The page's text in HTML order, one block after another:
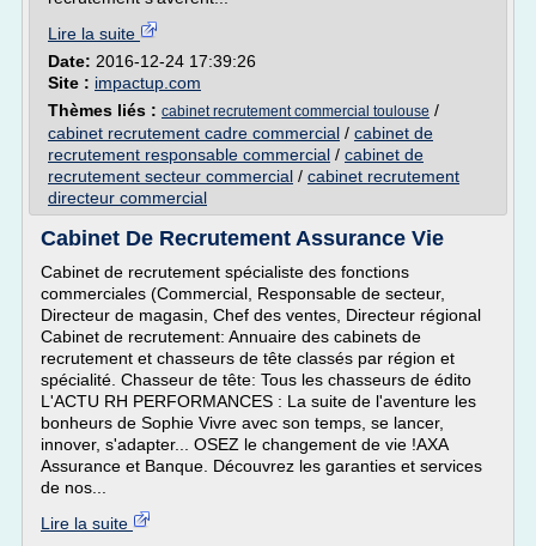
Lire la suite
Date: 2016-12-24 17:39:26
Site : impactup.com
Thèmes liés : cabinet recrutement commercial toulouse /
cabinet recrutement cadre commercial / cabinet de
recrutement responsable commercial / cabinet de
recrutement secteur commercial / cabinet recrutement
directeur commercial
Cabinet De Recrutement Assurance Vie
Cabinet de recrutement spécialiste des fonctions
commerciales (Commercial, Responsable de secteur,
Directeur de magasin, Chef des ventes, Directeur régional
Cabinet de recrutement: Annuaire des cabinets de
recrutement et chasseurs de tête classés par région et
spécialité. Chasseur de tête: Tous les chasseurs de édito
L'ACTU RH PERFORMANCES : La suite de l'aventure les
bonheurs de Sophie Vivre avec son temps, se lancer,
innover, s'adapter... OSEZ le changement de vie !AXA
Assurance et Banque. Découvrez les garanties et services
de nos...
Lire la suite